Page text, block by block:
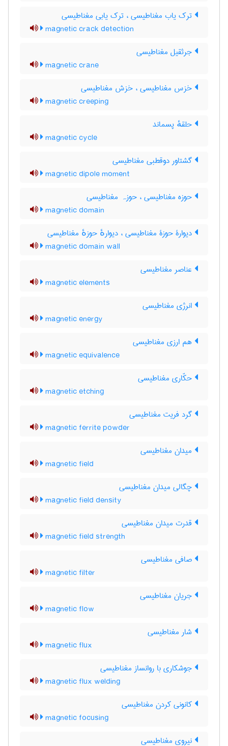
ترک یاب مغناطیسی ، ترک یابی مغناطیسی
magnetic crack detection
جرثقیل مغناطیسی
magnetic crane
خزس مغناطیسی ، خزش مغناطیسی
magnetic creeping
حلقهٔ پسماند
magnetic cycle
گشتاور دوقطبی مغناطیسی
magnetic dipole moment
حوزه مغناطیسی ، حوزہ مغناطیسی
magnetic domain
دیوارۀ حوزۀ مغناطیسی ، دیوارهٔ حوزهٔ مغناطیسی
magnetic domain wall
عناصر مغناطیسی
magnetic elements
انرژی مغناطیسی
magnetic energy
هم ارزی مغناطیسی
magnetic equivalence
حکّاری مغناطیسی
magnetic etching
گرد فریت مغناطیسی
magnetic ferrite powder
میدان مغناطیسی
magnetic field
چگالی میدان مغناطیسی
magnetic field density
قدرت میدان مغناطیسی
magnetic field strength
صافی مغناطیسی
magnetic filter
جریان مغناطیسی
magnetic flow
شار مغناطیسی
magnetic flux
جوشکاری با روانساز مغناطیسی
magnetic flux welding
کانونی کردن مغناطیسی
magnetic focusing
نیروی مغناطیسی